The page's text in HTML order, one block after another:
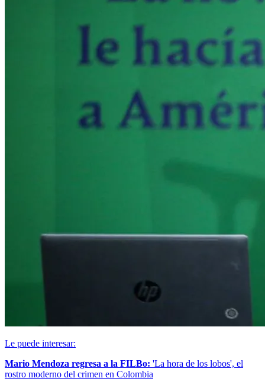
Le puede interesar:
Mario Mendoza regresa a la FILBo: 'La hora de los lobos', el
rostro moderno del crimen en Colombia